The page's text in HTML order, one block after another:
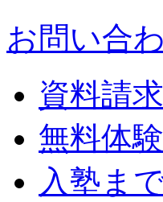
お問い合
資料請
無料体
入塾ま